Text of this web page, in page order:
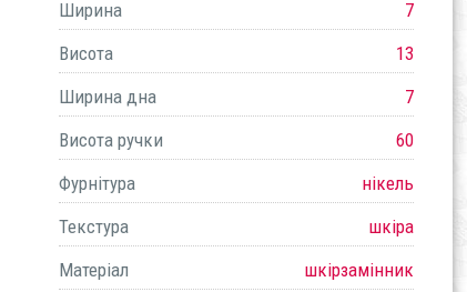
Ширина
7
Висота
13
Ширина дна
7
Висота ручки
60
Фурнітура
нікель
Текстура
шкіра
Матеріал
шкірзамінник